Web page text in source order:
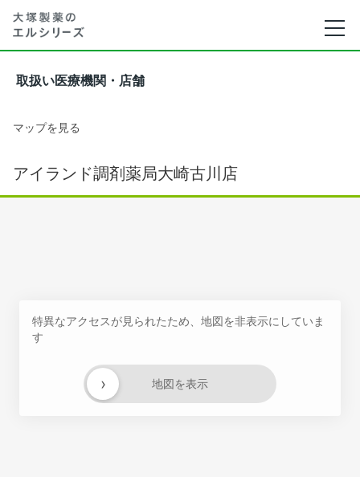
取扱い医療機関・店舗
マップを見る
アイランド調剤薬局大崎古川店
特異なアクセスが見られたため、地図を非表示にしていま
す
地図を表示
›